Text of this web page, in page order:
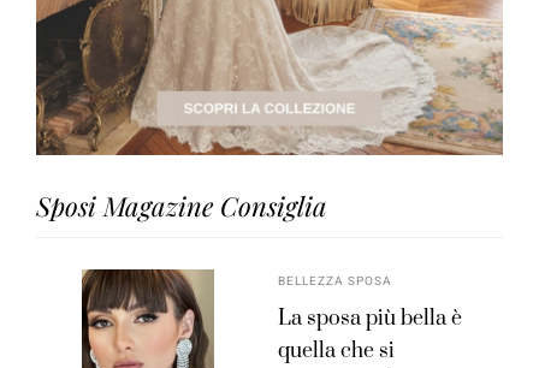
Sposi Magazine Consiglia
BELLEZZA SPOSA
La sposa più bella è
quella che si